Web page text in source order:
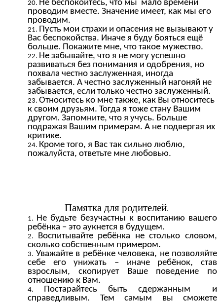
Не беспокойтесь, что мы мало времени
проводим вместе. Значение имеет, как мы его
проводим.
Пусть мои страхи и опасения не вызывают у
Вас беспокойства. Иначе я буду бояться ещё
больше. Покажите мне, что такое мужество.
Не забывайте, что я не могу успешно
развиваться без понимания и одобрения, но
похвала честно заслуженная, иногда
забывается. А честно заслуженный нагоняй не
забывается, если только честно заслуженный.
Относитесь ко мне также, как Вы относитесь
к своим друзьям. Тогда я тоже стану Вашим
другом. Запомните, что я учусь. Больше
подражая Вашим примерам. А не подвергая их
критике.
Кроме того, я Вас так сильно люблю,
пожалуйста, ответьте мне любовью.
Памятка для родителей.
Не будьте безучастны к воспитанию вашего
ребёнка – это аукнется в будущем.
Воспитывайте ребёнка не столько словом,
сколько собственным примером.
Уважайте в ребёнке человека, не позволяйте
себе его унижать – иначе ребёнок, став
взрослым, скопирует Ваше поведение по
отношению к Вам.
Постарайтесь быть сдержанным и
справедливым. Тем самым вы сможете